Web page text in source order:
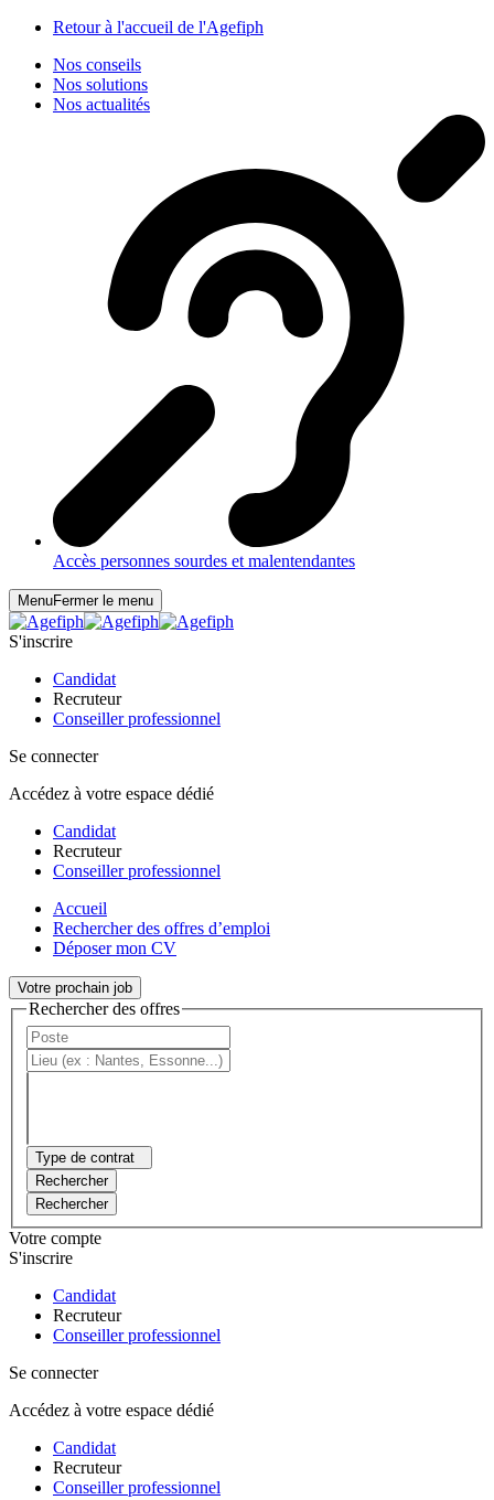
Retour à l'accueil de l'Agefiph
Nos conseils
Nos solutions
Nos actualités
Accès personnes sourdes et malentendantes
MenuFermer le menu
S'inscrire
Candidat
Recruteur
Conseiller professionnel
Se connecter
Accédez à votre espace dédié
Candidat
Recruteur
Conseiller professionnel
Accueil
Rechercher des offres d’emploi
Déposer mon CV
Votre prochain job
Rechercher des offres
Type de contrat
Rechercher
Rechercher
Votre compte
S'inscrire
Candidat
Recruteur
Conseiller professionnel
Se connecter
Accédez à votre espace dédié
Candidat
Recruteur
Conseiller professionnel